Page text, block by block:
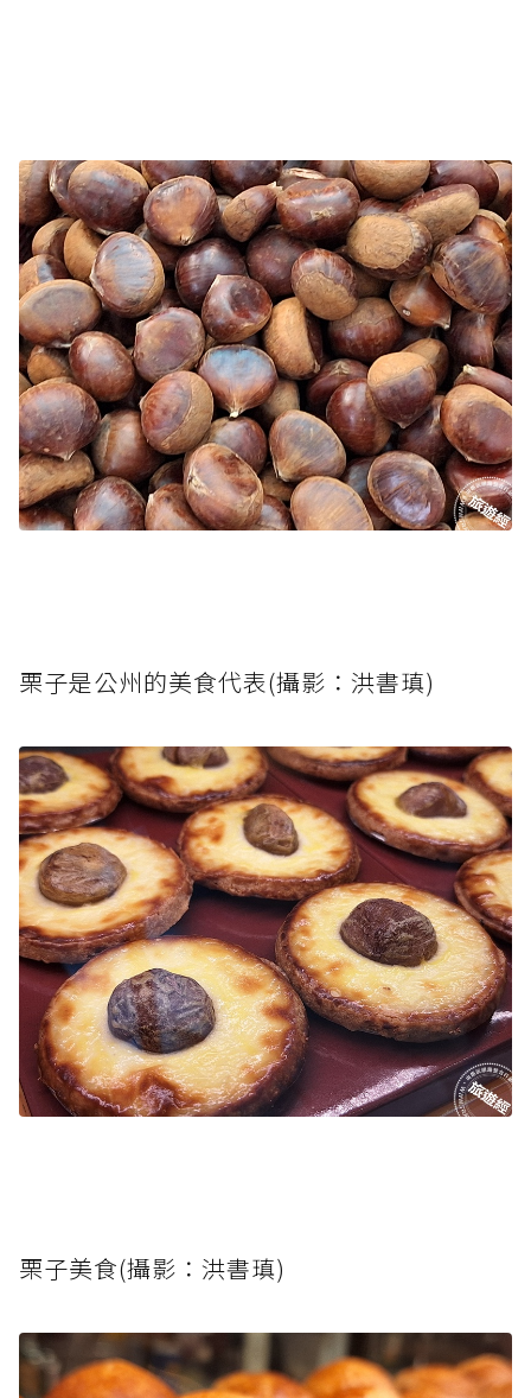
栗子是公州的美食代表(攝影：洪書瑱)
栗子美食(攝影：洪書瑱)